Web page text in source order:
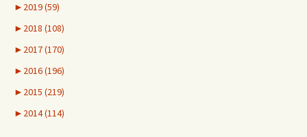
► 2019 (59)
► 2018 (108)
► 2017 (170)
► 2016 (196)
► 2015 (219)
► 2014 (114)